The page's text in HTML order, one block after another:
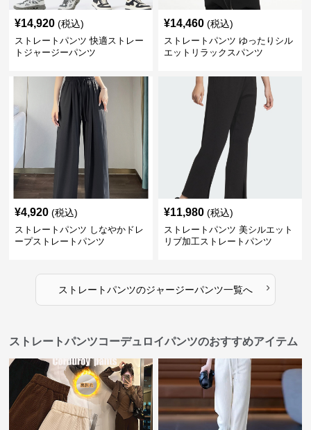
¥14,920 (税込)
ストレートパンツ 快適ストレー
トジャージーパンツ
¥14,460 (税込)
ストレートパンツ ゆったりシル
エットリラックスパンツ
¥4,920 (税込)
ストレートパンツ しなやかドレ
ープストレートパンツ
¥11,980 (税込)
ストレートパンツ 美シルエット
リブ加工ストレートパンツ
ストレートパンツのジャージーパンツ一覧へ ›
ストレートパンツコーデュロイパンツのおすすめアイテム